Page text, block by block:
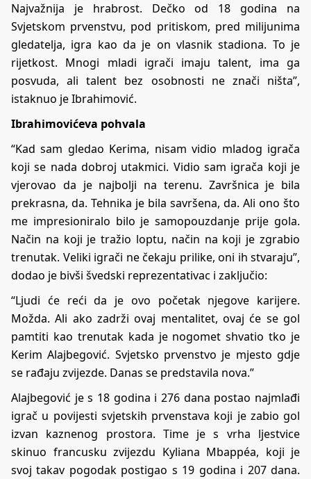
Najvažnija je hrabrost. Dečko od 18 godina na
Svjetskom prvenstvu, pod pritiskom, pred milijunima
gledatelja, igra kao da je on vlasnik stadiona. To je
rijetkost. Mnogi mladi igrači imaju talent, ima ga
posvuda, ali talent bez osobnosti ne znači ništa”,
istaknuo je Ibrahimović.
Ibrahimovićeva pohvala
“Kad sam gledao Kerima, nisam vidio mladog igrača
koji se nada dobroj utakmici. Vidio sam igrača koji je
vjerovao da je najbolji na terenu. Završnica je bila
prekrasna, da. Tehnika je bila savršena, da. Ali ono što
me impresioniralo bilo je samopouzdanje prije gola.
Način na koji je tražio loptu, način na koji je zgrabio
trenutak. Veliki igrači ne čekaju prilike, oni ih stvaraju”,
dodao je bivši švedski reprezentativac i zaključio:
“Ljudi će reći da je ovo početak njegove karijere.
Možda. Ali ako zadrži ovaj mentalitet, ovaj će se gol
pamtiti kao trenutak kada je nogomet shvatio tko je
Kerim Alajbegović. Svjetsko prvenstvo je mjesto gdje
se rađaju zvijezde. Danas se predstavila nova.”
Alajbegović je s 18 godina i 276 dana postao najmlađi
igrač u povijesti svjetskih prvenstava koji je zabio gol
izvan kaznenog prostora. Time je s vrha ljestvice
skinuo francusku zvijezdu Kyliana Mbappéa, koji je
svoj takav pogodak postigao s 19 godina i 207 dana.